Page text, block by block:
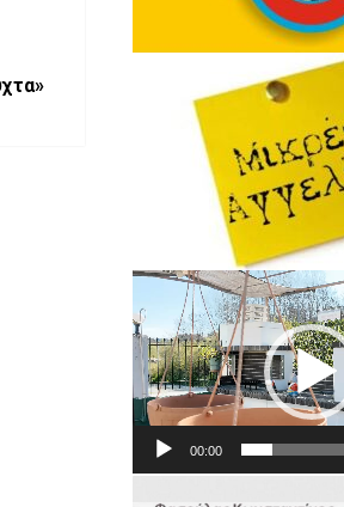
Πρόγραμμα
Αναπαραγωγής
Βίντεο
00:00